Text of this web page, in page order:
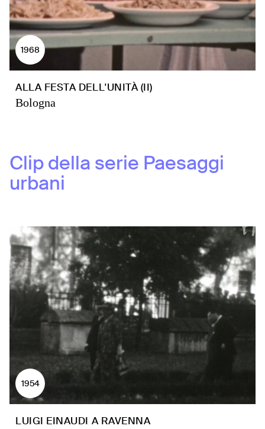
1968
ALLA FESTA DELL'UNITÀ (II)
Bologna
Clip della serie Paesaggi
urbani
1954
LUIGI EINAUDI A RAVENNA